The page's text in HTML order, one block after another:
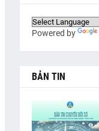
Powered by
BẢN TIN